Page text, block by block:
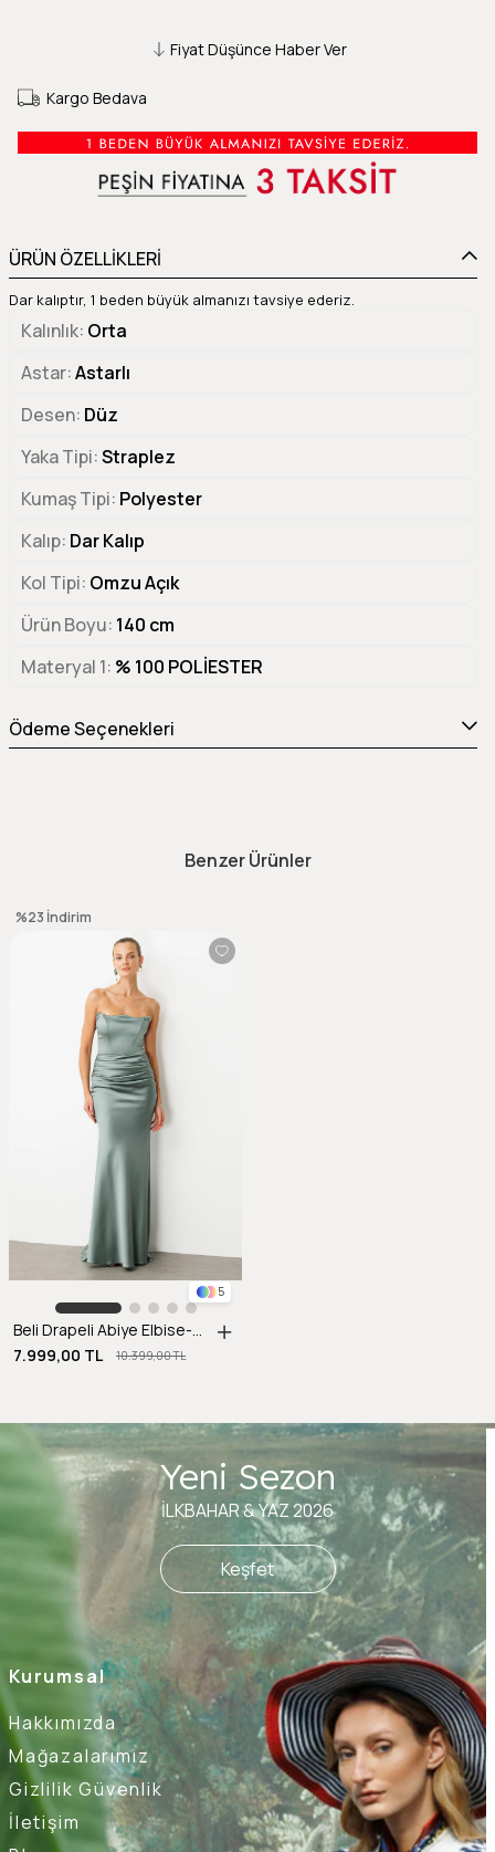
Fiyat Düşünce Haber Ver
Kargo Bedava
ÜRÜN ÖZELLİKLERİ
Dar kalıptır, 1 beden büyük almanızı tavsiye ederiz.
Kalınlık Orta
Astar Astarlı
Desen Düz
Yaka Tipi Straplez
Kumaş Tipi Polyester
Kalıp Dar Kalıp
Kol Tipi Omzu Açık
Ürün Boyu 140 cm
Materyal 1 % 100 POLİESTER
Ödeme Seçenekleri
Benzer Ürünler
5
Beli Drapeli Abiye Elbise-MINT
7.999,00 TL
10.399,00 TL
%23 İndirim
Kurumsal
Hakkımızda
Mağazalarımız
Gizlilik Güvenlik
İletişim
Yeni Sezon
İLKBAHAR & YAZ 2026
Keşfet